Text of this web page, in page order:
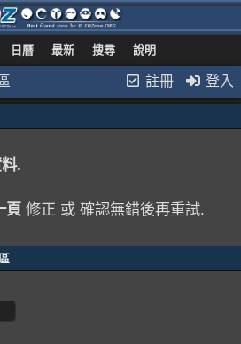
日曆 最新 搜尋 說明
註冊 登入
.
頁 修正 或 確認無錯後再重試.